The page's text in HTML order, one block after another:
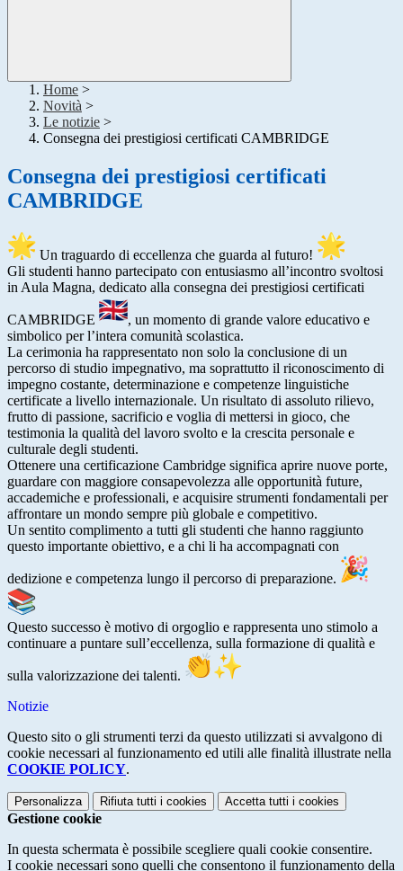
Home >
Novità >
Le notizie >
Consegna dei prestigiosi certificati CAMBRIDGE
Consegna dei prestigiosi certificati
CAMBRIDGE
Un traguardo di eccellenza che guarda al futuro!
Gli studenti hanno partecipato con entusiasmo all’incontro svoltosi
in Aula Magna, dedicato alla consegna dei prestigiosi certificati
CAMBRIDGE
, un momento di grande valore educativo e
simbolico per l’intera comunità scolastica.
La cerimonia ha rappresentato non solo la conclusione di un
percorso di studio impegnativo, ma soprattutto il riconoscimento di
impegno costante, determinazione e competenze linguistiche
certificate a livello internazionale. Un risultato di assoluto rilievo,
frutto di passione, sacrificio e voglia di mettersi in gioco, che
testimonia la qualità del lavoro svolto e la crescita personale e
culturale degli studenti.
Ottenere una certificazione Cambridge significa aprire nuove porte,
guardare con maggiore consapevolezza alle opportunità future,
accademiche e professionali, e acquisire strumenti fondamentali per
affrontare un mondo sempre più globale e competitivo.
Un sentito complimento a tutti gli studenti che hanno raggiunto
questo importante obiettivo, e a chi li ha accompagnati con
dedizione e competenza lungo il percorso di preparazione.
Questo successo è motivo di orgoglio e rappresenta uno stimolo a
continuare a puntare sull’eccellenza, sulla formazione di qualità e
sulla valorizzazione dei talenti.
Notizie
Questo sito o gli strumenti terzi da questo utilizzati si avvalgono di
cookie necessari al funzionamento ed utili alle finalità illustrate nella
COOKIE POLICY.
Personalizza Rifiuta tutti i cookies Accetta tutti i cookies
Gestione cookie
In questa schermata è possibile scegliere quali cookie consentire.
I cookie necessari sono quelli che consentono il funzionamento della